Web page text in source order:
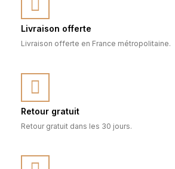
Livraison offerte
Livraison offerte en France métropolitaine.
Retour gratuit
Retour gratuit dans les 30 jours.